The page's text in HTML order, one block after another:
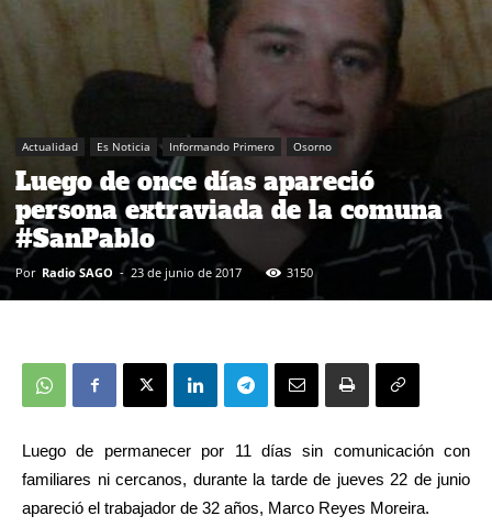
Actualidad Es Noticia Informando Primero Osorno
Luego de once días apareció
persona extraviada de la comuna
#SanPablo
Por Radio SAGO - 23 de junio de 2017 3150
Luego de permanecer por 11 días sin comunicación con
familiares ni cercanos, durante la tarde de jueves 22 de junio
apareció el trabajador de 32 años, Marco Reyes Moreira.